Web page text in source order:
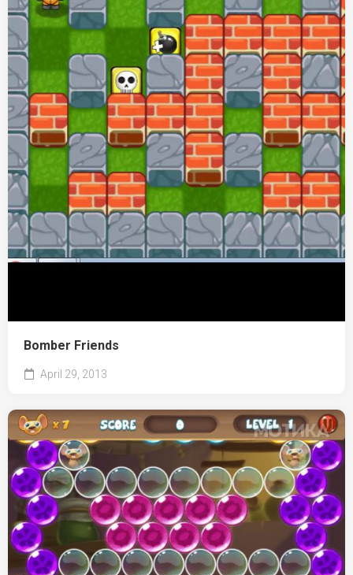
Bomber Friends
April 29, 2013